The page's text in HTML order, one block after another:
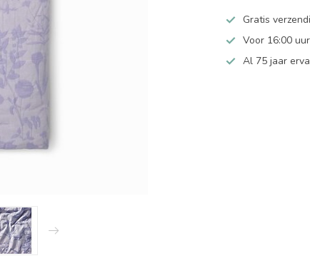
Gratis
Voor 16:00
Al 75 jaar